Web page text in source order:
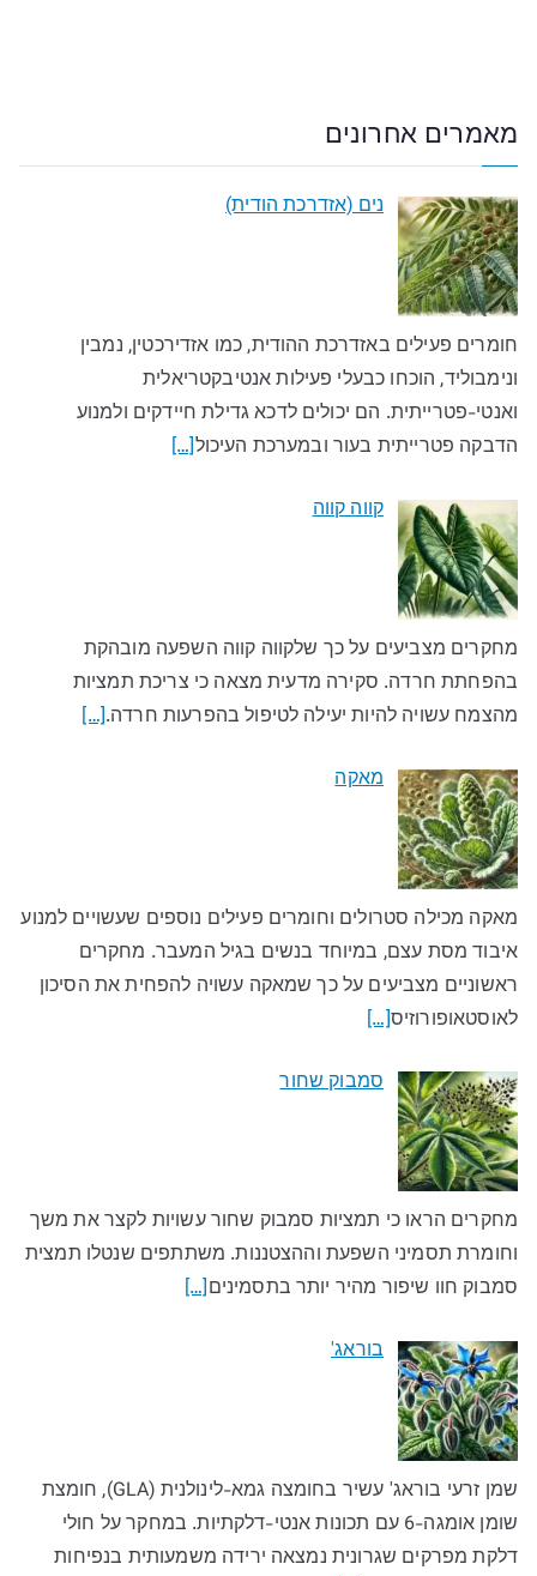
מאמרים אחרונים
נים (אזדרכת הודית)
חומרים פעילים באזדרכת ההודית, כמו אזדירכטין, נמבין
ונימבוליד, הוכחו כבעלי פעילות אנטיבקטריאלית
ואנטי-פטרייתית. הם יכולים לדכא גדילת חיידקים ולמנוע
הדבקה פטרייתית בעור ובמערכת העיכול[…]
קווה קווה
מחקרים מצביעים על כך שלקווה קווה השפעה מובהקת
בהפחתת חרדה. סקירה מדעית מצאה כי צריכת תמציות
מהצמח עשויה להיות יעילה לטיפול בהפרעות חרדה.[…]
מאקה
מאקה מכילה סטרולים וחומרים פעילים נוספים שעשויים למנוע
איבוד מסת עצם, במיוחד בנשים בגיל המעבר. מחקרים
ראשוניים מצביעים על כך שמאקה עשויה להפחית את הסיכון
לאוסטאופורוזיס[…]
סמבוק שחור
מחקרים הראו כי תמציות סמבוק שחור עשויות לקצר את משך
וחומרת תסמיני השפעת וההצטננות. משתתפים שנטלו תמצית
סמבוק חוו שיפור מהיר יותר בתסמינים[…]
בוראג'
שמן זרעי בוראג' עשיר בחומצה גמא-לינולנית (GLA), חומצת
שומן אומגה-6 עם תכונות אנטי-דלקתיות. במחקר על חולי
דלקת מפרקים שגרונית נמצאה ירידה משמעותית בנפיחות